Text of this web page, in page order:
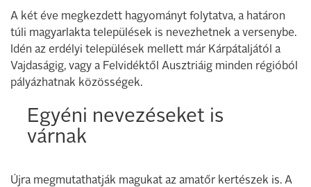
A két éve megkezdett hagyományt folytatva, a határon
túli magyarlakta települések is nevezhetnek a versenybe.
Idén az erdélyi települések mellett már Kárpátaljától a
Vajdaságig, vagy a Felvidéktől Ausztriáig minden régióból
pályázhatnak közösségek.
Egyéni nevezéseket is
várnak
Újra megmutathatják magukat az amatőr kertészek is. A